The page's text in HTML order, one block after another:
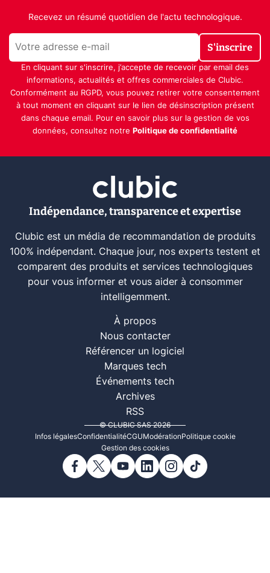
Recevez un résumé quotidien de l'actu technologique.
S'inscrire
En cliquant sur s'inscrire, j’accepte de recevoir par email des
informations, actualités et offres commerciales de Clubic.
Conformément au RGPD, vous pouvez retirer votre consentement
à tout moment en cliquant sur le lien de désinscription présent
dans chaque email. Pour en savoir plus sur la gestion de vos
données, consultez notre Politique de confidentialité
Indépendance, transparence et expertise
Clubic est un média de recommandation de produits
100% indépendant. Chaque jour, nos experts testent et
comparent des produits et services technologiques
pour vous informer et vous aider à consommer
intelligemment.
À propos
Nous contacter
Référencer un logiciel
Marques tech
Événements tech
Archives
RSS
© CLUBIC SAS 2026
Infos légalesConfidentialitéCGUModérationPolitique cookie
Gestion des cookies